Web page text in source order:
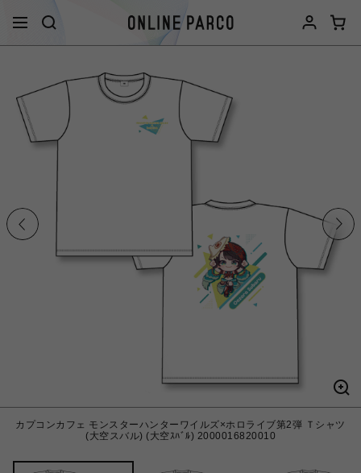
カプコンカフェ モンスターハンターワイルズ×ホロライブ第2弾 Ｔシャツ
(大空スバル) (大空ｽﾊﾞﾙ) 2000016820010